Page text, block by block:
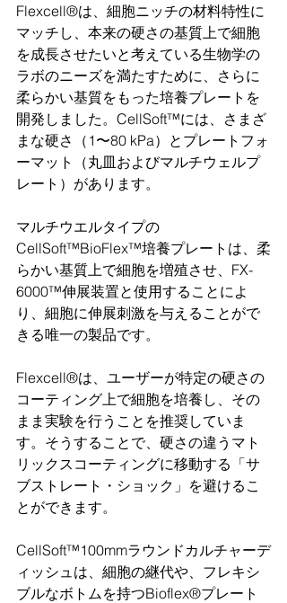
Flexcell®は、細胞ニッチの材料特性に
マッチし、本来の硬さの基質上で細胞
を成長させたいと考えている生物学の
ラボのニーズを満たすために、さらに
柔らかい基質をもった培養プレートを
開発しました。CellSoft™には、さまざ
まな硬さ（1〜80 kPa）とプレートフォ
ーマット（丸皿およびマルチウェルプ
レート）があります。
マルチウエルタイプの
CellSoft™BioFlex™培養プレートは、柔
らかい基質上で細胞を増殖させ、FX-
6000™伸展装置と使用することによ
り、細胞に伸展刺激を与えることがで
きる唯一の製品です。
Flexcell®は、ユーザーが特定の硬さの
コーティング上で細胞を培養し、その
まま実験を行うことを推奨していま
す。そうすることで、硬さの違うマト
リックスコーティングに移動する「サ
ブストレート・ショック」を避けるこ
とができます。
CellSoft™100mmラウンドカルチャーデ
ィッシュは、細胞の継代や、フレキシ
ブルなボトムを持つBioflex®プレート